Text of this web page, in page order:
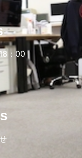
：00